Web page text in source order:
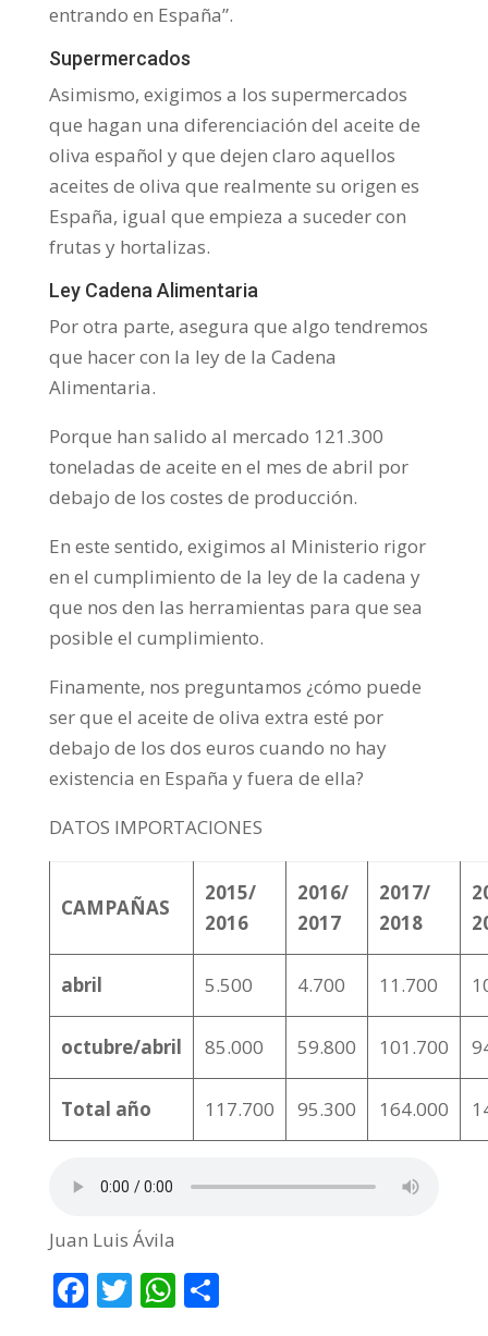
entrando en España”.
Supermercados
Asimismo, exigimos a los supermercados
que hagan una diferenciación del aceite de
oliva español y que dejen claro aquellos
aceites de oliva que realmente su origen es
España, igual que empieza a suceder con
frutas y hortalizas.
Ley Cadena Alimentaria
Por otra parte, asegura que algo tendremos
que hacer con la ley de la Cadena
Alimentaria.
Porque han salido al mercado 121.300
toneladas de aceite en el mes de abril por
debajo de los costes de producción.
En este sentido, exigimos al Ministerio rigor
en el cumplimiento de la ley de la cadena y
que nos den las herramientas para que sea
posible el cumplimiento.
Finamente, nos preguntamos ¿cómo puede
ser que el aceite de oliva extra esté por
debajo de los dos euros cuando no hay
existencia en España y fuera de ella?
DATOS IMPORTACIONES
CAMPAÑAS
2015/
2016
2016/
2017
2017/
2018
abril 5.500 4.700 11.700
octubre/abril 85.000 59.800 101.700
Total año 117.700 95.300 164.000
Juan Luis Ávila
F T W C